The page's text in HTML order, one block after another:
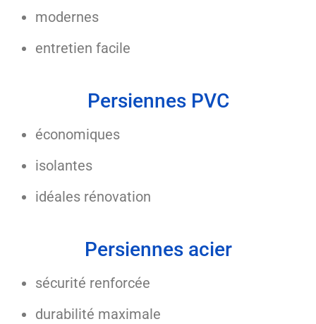
modernes
entretien facile
Persiennes PVC
économiques
isolantes
idéales rénovation
Persiennes acier
sécurité renforcée
durabilité maximale